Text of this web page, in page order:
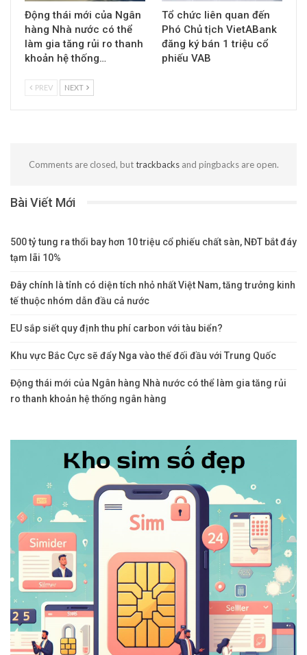
Động thái mới của Ngân
hàng Nhà nước có thể
làm gia tăng rủi ro thanh
khoản hệ thống…
Tổ chức liên quan đến
Phó Chủ tịch VietABank
đăng ký bán 1 triệu cổ
phiếu VAB
PREV NEXT
Comments are closed, buttrackbacksand pingbacks are open.
Bài Viết Mới
500 tỷ tung ra thổi bay hơn 10 triệu cổ phiếu chất sàn, NĐT bắt đáy
tạm lãi 10%
Đây chính là tỉnh có diện tích nhỏ nhất Việt Nam, tăng trưởng kinh
tế thuộc nhóm dẫn đầu cả nước
EU sắp siết quy định thu phí carbon với tàu biển?
Khu vực Bắc Cực sẽ đẩy Nga vào thế đối đầu với Trung Quốc
Động thái mới của Ngân hàng Nhà nước có thể làm gia tăng rủi
ro thanh khoản hệ thống ngân hàng